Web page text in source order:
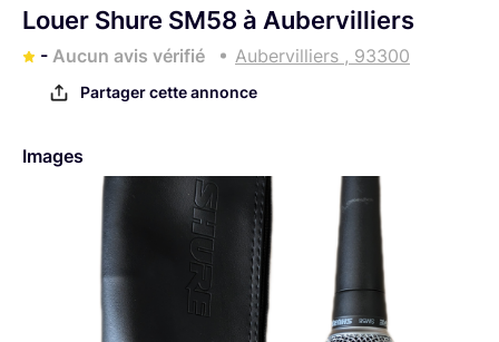
Blog
contacter
Louer Shure SM58 à Aubervilliers
- Aucun avis vérifié Aubervilliers , 93300
Partager cette annonce
Images